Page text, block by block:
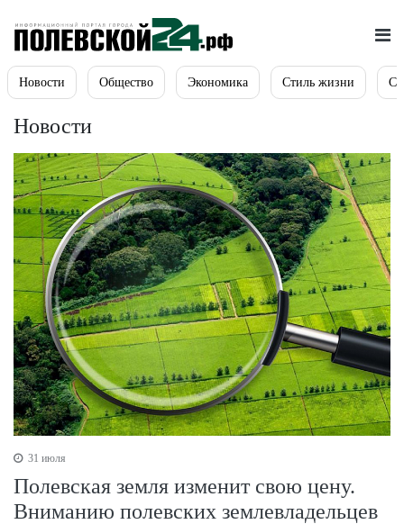
Новости Общество Экономика Стиль жизни
Новости
31 июля
Полевская земля изменит свою цену.
Вниманию полевских землевладельцев